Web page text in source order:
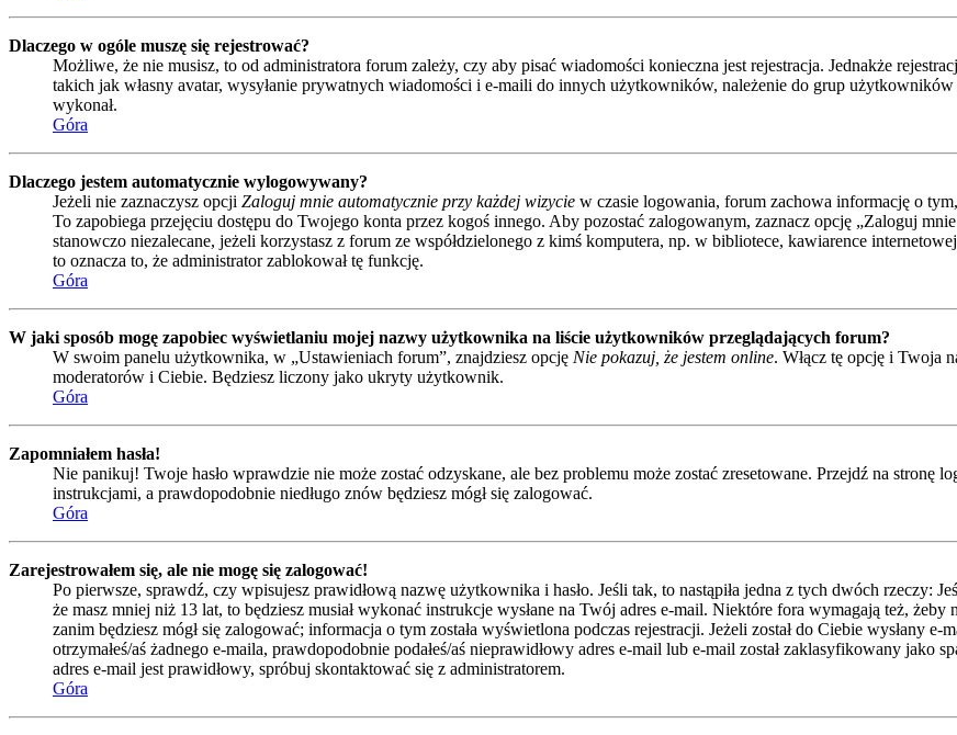
Dlaczego w ogóle muszę się rejestrować?
Możliwe, że nie musisz, to od administratora forum zależy, czy aby pisać wiadomości konieczna jest rejestracja. Jednakże
takich jak własny avatar, wysyłanie prywatnych wiadomości i e-maili do innych użytkowników, należenie do grup
wykonał.
Góra
Dlaczego jestem automatycznie wylogowywany?
Jeżeli nie zaznaczysz opcji Zaloguj mnie automatycznie przy każdej wizycie w czasie logowania, forum zachowa informację o
To zapobiega przejęciu dostępu do Twojego konta przez kogoś innego. Aby pozostać zalogowanym, zaznacz opcję „Zaloguj
stanowczo niezalecane, jeżeli korzystasz z forum ze współdzielonego z kimś komputera, np. w bibliotece, kawiarence
to oznacza to, że administrator zablokował tę funkcję.
Góra
W jaki sposób mogę zapobiec wyświetlaniu mojej nazwy użytkownika na liście użytkowników przeglądających forum?
W swoim panelu użytkownika, w „Ustawieniach forum”, znajdziesz opcję Nie pokazuj, że jestem online. Włącz tę opcję i Twoja
moderatorów i Ciebie. Będziesz liczony jako ukryty użytkownik.
Góra
Zapomniałem hasła!
Nie panikuj! Twoje hasło wprawdzie nie może zostać odzyskane, ale bez problemu może zostać zresetowane. Przejdź na stronę
instrukcjami, a prawdopodobnie niedługo znów będziesz mógł się zalogować.
Góra
Zarejestrowałem się, ale nie mogę się zalogować!
Po pierwsze, sprawdź, czy wpisujesz prawidłową nazwę użytkownika i hasło. Jeśli tak, to nastąpiła jedna z tych dwóch rzeczy:
że masz mniej niż 13 lat, to będziesz musiał wykonać instrukcje wysłane na Twój adres e-mail. Niektóre fora wymagają też,
zanim będziesz mógł się zalogować; informacja o tym została wyświetlona podczas rejestracji. Jeżeli został do Ciebie wysłany
otrzymałeś/aś żadnego e-maila, prawdopodobnie podałeś/aś nieprawidłowy adres e-mail lub e-mail został zaklasyfikowany jako
adres e-mail jest prawidłowy, spróbuj skontaktować się z administratorem.
Góra